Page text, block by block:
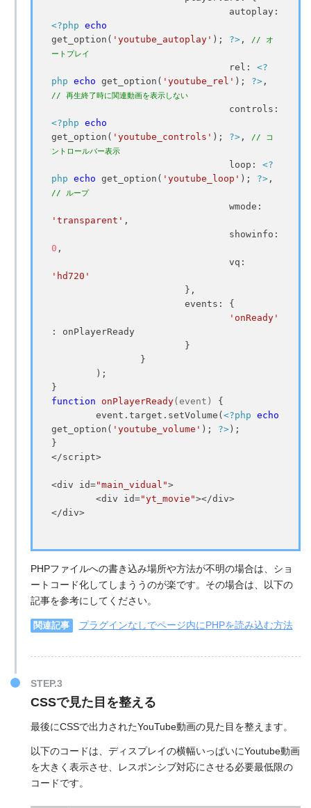
<?php echo
get_option( 'youtube_autoplay' ); ?>,
// オ
ートプレイ
				rel:
<?
php echo get_option( 'youtube_rel' ); ?>
// 再生終了時に関連動画を表示しない
<?php echo
get_option( 'youtube_controls' ); ?>,
// コ
ントロールバー表示
				loop:
<?
php echo get_option( 'youtube_loop' ); ?>
// ループ
'transparent' ,
0 ,
'hd720'
'onReady'
: onPlayerReady
function
onPlayerReady(event)
{
	event.target.setVolume(
<?php echo
get_option( 'youtube_volume' ); ?>);
}
</script>
<div id="main_vidual">
	<div id=
"yt_movie"></div>
</div>
PHPファイルへの書き込み場所や方法が不明の場合は、ショ
ートコード化してしまううのが楽です。その場合は、以下の
記事を参考にしてください。
関連記事 プラグインなしでページ内にPHPを読み込む方法
CSSで見た目を整える
最後にCSSで出力されたYouTube動画の見た目を整えます。
以下のコードは、ディスプレイの横幅いっぱいにYoutube動画
を大きく表示させ、レスポンシブ対応にさせる必要最低限の
コードです。